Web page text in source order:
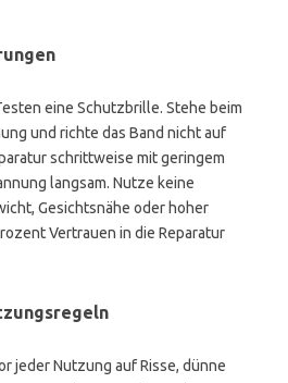
eine Schutzbrille. Stehe beim
und richte das Band nicht auf
schrittweise mit geringem
langsam. Nutze keine
Gesichtsnähe oder hoher
Vertrauen in die Reparatur
jeder Nutzung auf Risse, dünne